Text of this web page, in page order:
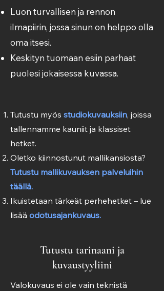
Luon turvallisen ja rennon
ilmapiirin, jossa sinun on helppo olla
oma itsesi.
Keskityn tuomaan esiin parhaat
puolesi jokaisessa kuvassa.
Tutustu myös studiokuvauksiin, joissa
tallennamme kauniit ja klassiset
hetket.
Oletko kiinnostunut mallikansiosta?
Tutustu mallikuvauksen palveluihin
täällä.
Ikuistetaan tärkeät perhehetket – lue
lisää odotusajankuvaus.
Tutustu tarinaani ja
kuvaustyyliini
Valokuvaus ei ole vain teknistä